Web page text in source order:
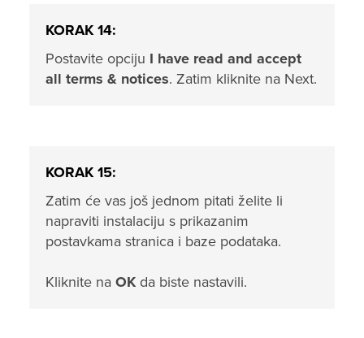
KORAK 14:
Postavite opciju I have read and accept
all terms & notices. Zatim kliknite na Next.
KORAK 15:
Zatim će vas još jednom pitati želite li
napraviti instalaciju s prikazanim
postavkama stranica i baze podataka.
Kliknite na OKda biste nastavili.